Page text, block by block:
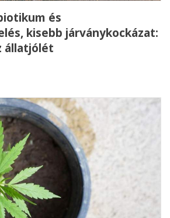
és
kisebb járványkockázat:
állatjólét